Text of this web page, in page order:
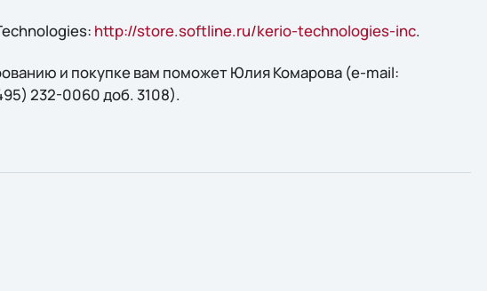
http://store.softline.ru/kerio-technologies-inc.
и покупке вам поможет Юлия Комарова (e-mail:
232-0060 доб. 3108).